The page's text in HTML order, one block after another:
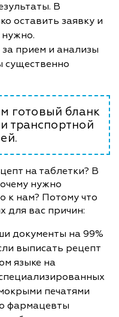
В
оставить заявку и
нужно.
за прием и анализы
существенно
готовый бланк
транспортной
на таблетки? В
нужно
к нам? Потому что
для вас причин:
документы на 99%
выписать рецепт
языке на
печатями
фармацевты